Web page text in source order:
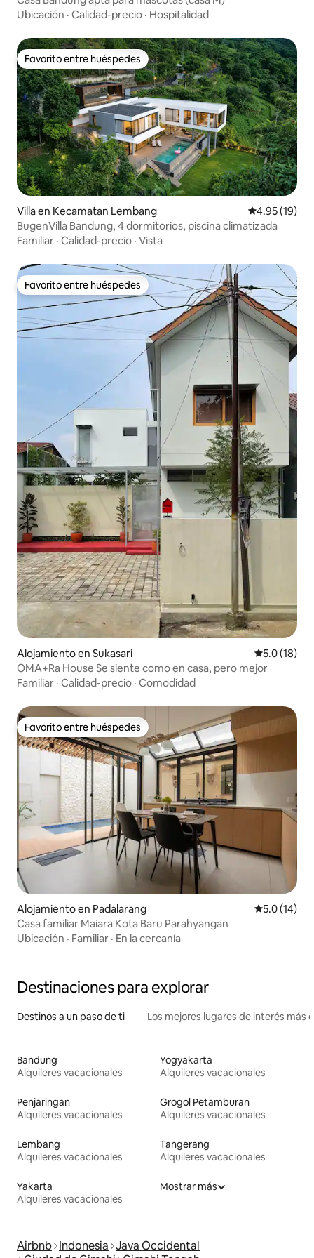
Ubicación · Calidad-precio · Hospitalidad
Favorito entre huéspedes
Favorito entre huéspedes
Villa en Kecamatan Lembang Calificación
4.95 (19)
BugenVilla Bandung, 4 dormitorios, piscina climatizada
Familiar · Calidad-precio · Vista
Favorito entre huéspedes
Favorito entre huéspedes
Alojamiento en Sukasari Calificación
5.0 (18)
OMA+Ra House Se siente como en casa, pero mejor
Familiar · Calidad-precio · Comodidad
Favorito entre huéspedes
Favorito entre huéspedes
Alojamiento en Padalarang Calificación
5.0 (14)
Casa familiar Maiara Kota Baru Parahyangan
Ubicación · Familiar · En la cercanía
Destinaciones para explorar
Destinos a un paso de ti Los mejores lugares de interés más
Bandung
Alquileres vacacionales
Yogyakarta
Alquileres vacacionales
Penjaringan
Alquileres vacacionales
Grogol Petamburan
Alquileres vacacionales
Lembang
Alquileres vacacionales
Tangerang
Alquileres vacacionales
Yakarta
Alquileres vacacionales
Mostrar más
Airbnb Indonesia Java Occidental